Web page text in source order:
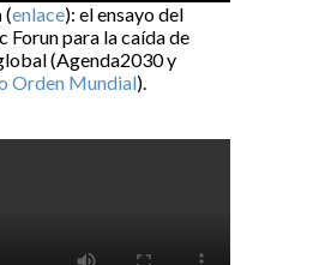
(enlace): el ensayo del
Forun para la caída de
(Agenda2030 y
Orden Mundial).